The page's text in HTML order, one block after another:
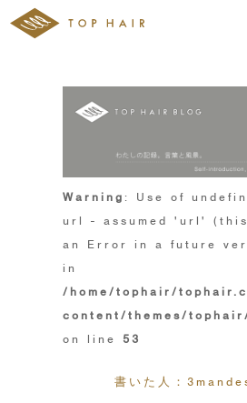
Warning : Use of
url - assumed 'url'
an Error in a future
in
/home/tophair/
content/themes/
on line 53
書いた人：